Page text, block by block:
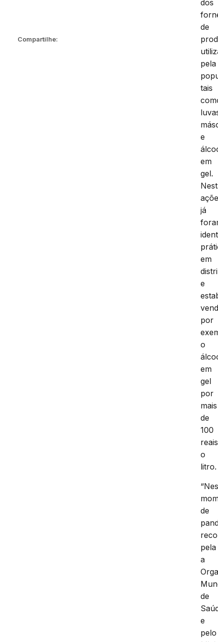
Compartilhe:
dos
de
pela
tais
e
em
gel.
já
em
e
por
o
em
gel
por
mais
de
100
reais
o
litro.
de
pela
a
de
e
pelo